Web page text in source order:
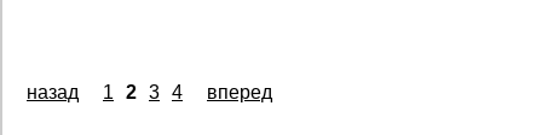
назад 1 2 3 4 вперед